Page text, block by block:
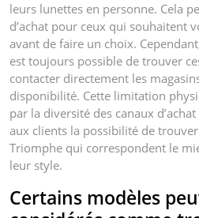
leurs lunettes en personne. Cela
d’achat pour ceux qui souhaitent
avant de faire un choix.
est toujours possible de trouver
contacter directement les
disponibilité. Cette limitation
par la diversité des canaux
aux clients la possibilité de
Triomphe qui correspondent le
leur style.
Certains modèles